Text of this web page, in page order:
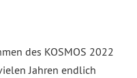
des KOSMOS 2022
Jahren endlich